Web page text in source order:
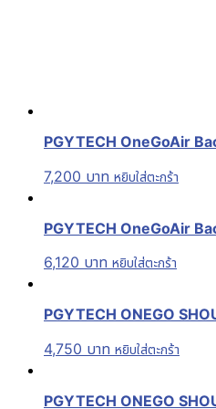
PGYTECH OneGoAir
7,200 บาท หยิบใส่ตะกร้า
PGYTECH OneGoAir
6,120 บาท หยิบใส่ตะกร้า
PGYTECH ONEGO
4,750 บาท หยิบใส่ตะกร้า
PGYTECH ONEGO